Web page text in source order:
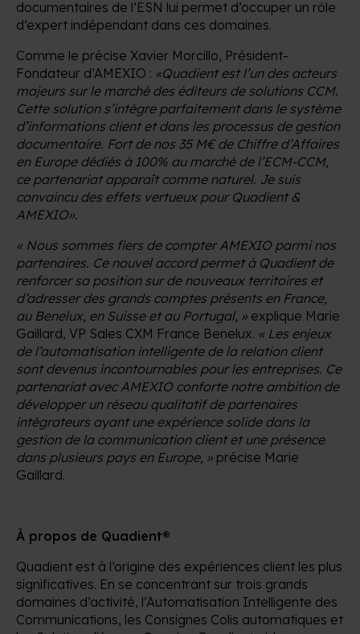
documentaires de l’ESN lui permet d’occuper un rôle
d’expert indépendant dans ces domaines.
Comme le précise Xavier Morcillo, Président-
Fondateur d’AMEXIO : «Quadient est l’un des acteurs
majeurs sur le marché des éditeurs de solutions CCM.
Cette solution s’intègre parfaitement dans le système
d’informations client et dans les processus de gestion
documentaire. Fort de nos 35 M€ de Chiffre d’Affaires
en Europe dédiés à 100% au marché de l’ECM-CCM,
ce partenariat apparaît comme naturel. Je suis
convaincu des effets vertueux pour Quadient &
AMEXIO».
« Nous sommes fiers de compter AMEXIO parmi nos
partenaires. Ce nouvel accord permet à Quadient de
renforcer sa position sur de nouveaux territoires et
d’adresser des grands comptes présents en France,
au Benelux, en Suisse et au Portugal, » explique Marie
Gaillard, VP Sales CXM France Benelux. « Les enjeux
de l’automatisation intelligente de la relation client
sont devenus incontournables pour les entreprises. Ce
partenariat avec AMEXIO conforte notre ambition de
développer un réseau qualitatif de partenaires
intégrateurs ayant une expérience solide dans la
gestion de la communication client et une présence
dans plusieurs pays en Europe, » précise Marie
Gaillard.
À propos de Quadient®
Quadient est à l’origine des expériences client les plus
significatives. En se concentrant sur trois grands
domaines d’activité, l’Automatisation Intelligente des
Communications, les Consignes Colis automatiques et